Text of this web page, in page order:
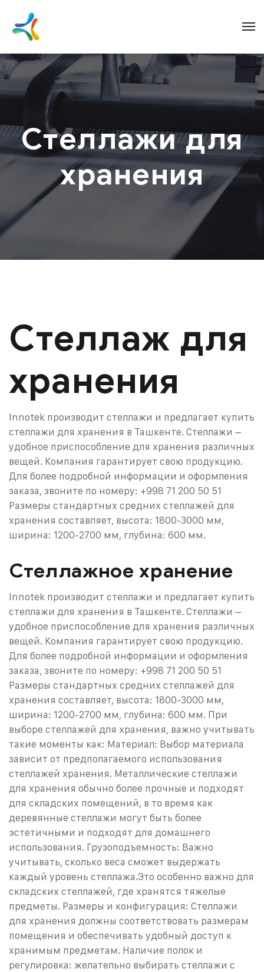
Стеллажи для
хранения
Стеллаж для
хранения
Innotek производит стеллажи и предлагает купить
стеллажи для хранения в Ташкенте. Стеллажи –
удобное приспособление для хранения различных
вещей. Компания гарантирует свою продукцию.
Для более подробной информации и оформления
заказа, звоните по номеру: +998 71 200 50 51
Размеры стандартных средних стеллажей для
хранения составляет, высота: 1800-3000 мм,
ширина: 1200-2700 мм, глубина: 600 мм.
Стеллажное хранение
Innotek производит стеллажи и предлагает купить
стеллажи для хранения в Ташкенте. Стеллажи –
удобное приспособление для хранения различных
вещей. Компания гарантирует свою продукцию.
Для более подробной информации и оформления
заказа, звоните по номеру: +998 71 200 50 51
Размеры стандартных средних стеллажей для
хранения составляет, высота: 1800-3000 мм,
ширина: 1200-2700 мм, глубина: 600 мм. При
выборе стеллажей для хранения, важно учитывать
такие моменты как: Материал: Выбор материала
зависит от предполагаемого использования
стеллажей хранения. Металлические стеллажи
для хранения обычно более прочные и подходят
для складских помещений, в то время как
деревянные стеллажи могут быть более
эстетичными и подходят для домашнего
использования. Грузоподъемность: Важно
учитывать, сколько веса сможет выдержать
каждый уровень стеллажа.Это особенно важно для
складских стеллажей, где хранятся тяжелые
предметы. Размеры и конфигурация: Стеллажи
для хранения должны соответствовать размерам
помещения и обеспечивать удобный доступ к
хранимым предметам. Наличие полок и
регулировка: желательно выбирать стеллажи с